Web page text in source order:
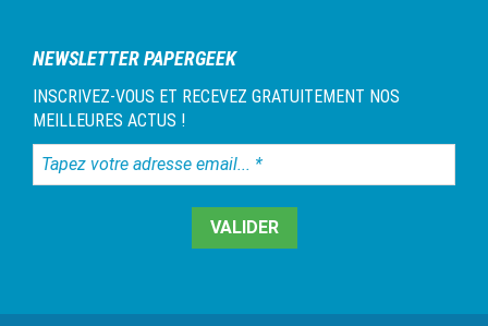
NEWSLETTER PAPERGEEK
INSCRIVEZ-VOUS ET RECEVEZ GRATUITEMENT NOS
MEILLEURES ACTUS !
Tapez
votre